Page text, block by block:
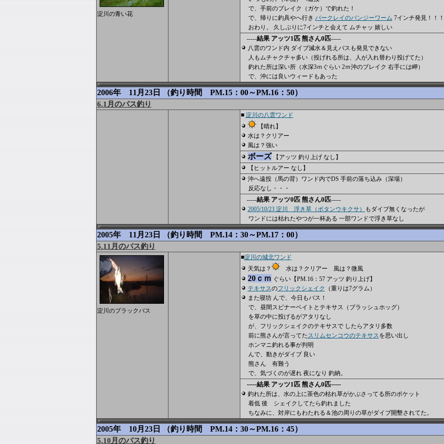
淀川の青い花
で、手前のブレイク（ガケ）で釣れた！
で、帰りに釣具やへ行き バークレイのバンジーワーム 7インチ発見！！！
おわり。 久しぶりに7インチと会えて ムチャッ 嬉しい
-----結果 アッツ1匹 熊さん0匹-----
八雲のワンド内 ダイブ減水＆見えバスも発見できない
人もムチャクチャ多い（投げれる所は、人が入れ替わり投げてた）
釣れた所は深い所（水深3ｍぐらい 2ｍ沖のブレイク 右手には岬）
で、沖には良いウィードもあった
2006年 11月23日 （釣り時間 PM.15：00～PM.16：50）
6.1月のバス釣り
■ 淀川の八雲ワンド
【晴れ】
水は？クリアー
風は？強い
ボーズ 【アッツ 釣り上げ なし】
【ヒットルアー なし】
沖へ遠投（馬の背）ワンド内でDS 手前の落ち込み（深場）
反応なし・・・
-----結果 アッツ0匹 熊さん0匹-----
2005/10/23 淀川 浮き草（ボタンウキクサ）
もダイブ無くなったが
ワンドには枯れたやつが一杯ある 一部ワンドで浮き草なし
2005年 11月23日 （釣り時間 PM.14：30～PM.17：00）
5.11月のバス釣り
淀川のブラックバス
■淀川の城北ワンド
天気は？
水は？クリアー 風は？微風
20ｃｍ ぐらい【PM.16：57 アッツ 釣り上げ】
テキサスのフリックシェイク
（重りは7グラム）
また寝坊 んで、今日もバス！
で、昼間スピナーベイトとテキサス（ブラッシュホッグ）
を草の中に投げるがアタリなし
が、フリックシェイクのテキサスで したらアタリ多数
前に熊さんが言ってたスリムセンコウのテキサスを思い出し
ホンマニ釣れる事が判明
んで、動きがダイブ 良い
熊さん 有難う
で、気づくのが遅れ 夜になり 釣納。
-----結果 アッツ1匹 熊さん0匹-----
釣れた所は、水の上に茶色の枯れ草がかぶさってる所のポケット
着低 後 シェイクしてたら釣れました
ちなみに、対岸にもわたれる＆池の周りの草がダイブ開墾されてた。
2005年 10月23日 （釣り時間 PM.14：30～PM.16：45）
5.10月のバス釣り